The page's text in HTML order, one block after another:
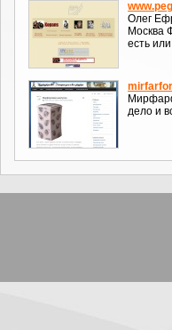
Олег
Москва
есть
дело и